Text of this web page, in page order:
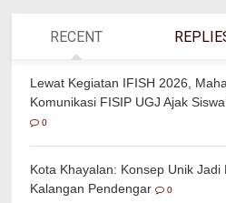
RECENT
Lewat Kegiatan IFISH 2026,
Komunikasi FISIP UGJ Ajak
0
Kota Khayalan: Konsep Unik Jadi
Kalangan Pendengar
0